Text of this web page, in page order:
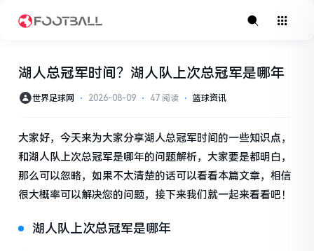
湖人总冠军时间？湖人队上次总冠军是哪年
世界足球网 ⋅ 2026-08-09 ⋅ 47 阅读 ⋅ 篮球资讯
大家好，今天来为大家分享湖人总冠军时间的一些知识点，
和湖人队上次总冠军是哪年的问题解析，大家要是都明白，
那么可以忽略，如果不太清楚的话可以看看本篇文章，相信
很大概率可以解决您的问题，接下来我们就一起来看看吧！
湖人队上次总冠军是哪年